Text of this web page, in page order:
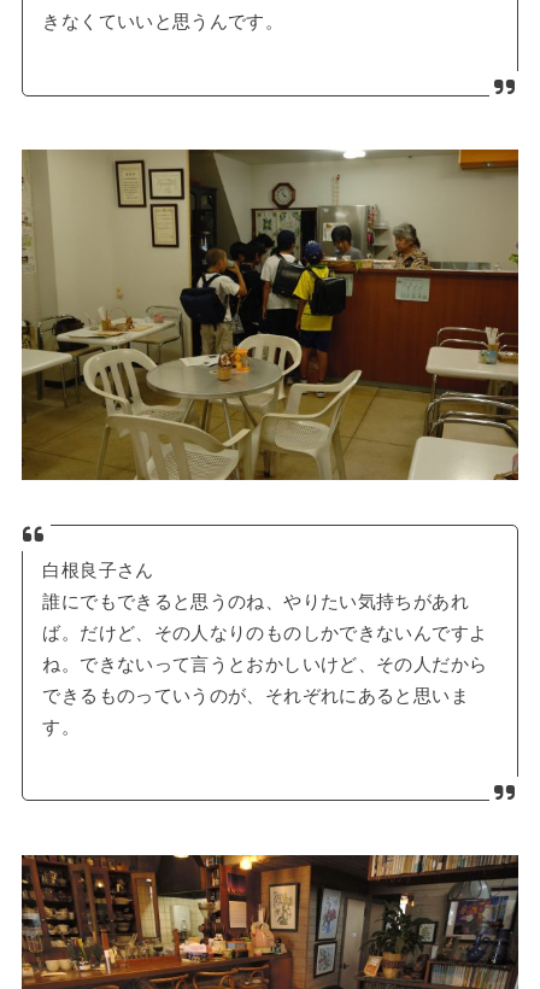
きなくていいと思うんです。
白根良子さん
誰にでもできると思うのね、やりたい気持ちがあれ
ば。だけど、その人なりのものしかできないんですよ
ね。できないって言うとおかしいけど、その人だから
できるものっていうのが、それぞれにあると思いま
す。